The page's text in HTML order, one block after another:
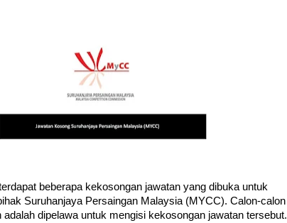
beberapa kekosongan jawatan yang dibuka untuk
Suruhanjaya Persaingan Malaysia (MYCC). Calon-calon
dipelawa untuk mengisi kekosongan jawatan tersebut.